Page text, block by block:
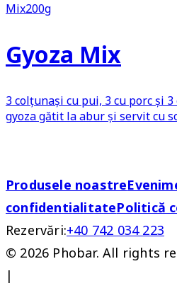
Mix200g
Gyoza Mix
3 colțunași cu pui, 3 cu porc și
gyoza gătit la abur și servit cu
Produsele noastre
confidentialitatePolitică
Rezervări:+40 742 034 223
© 2026 Phobar. All rights
|